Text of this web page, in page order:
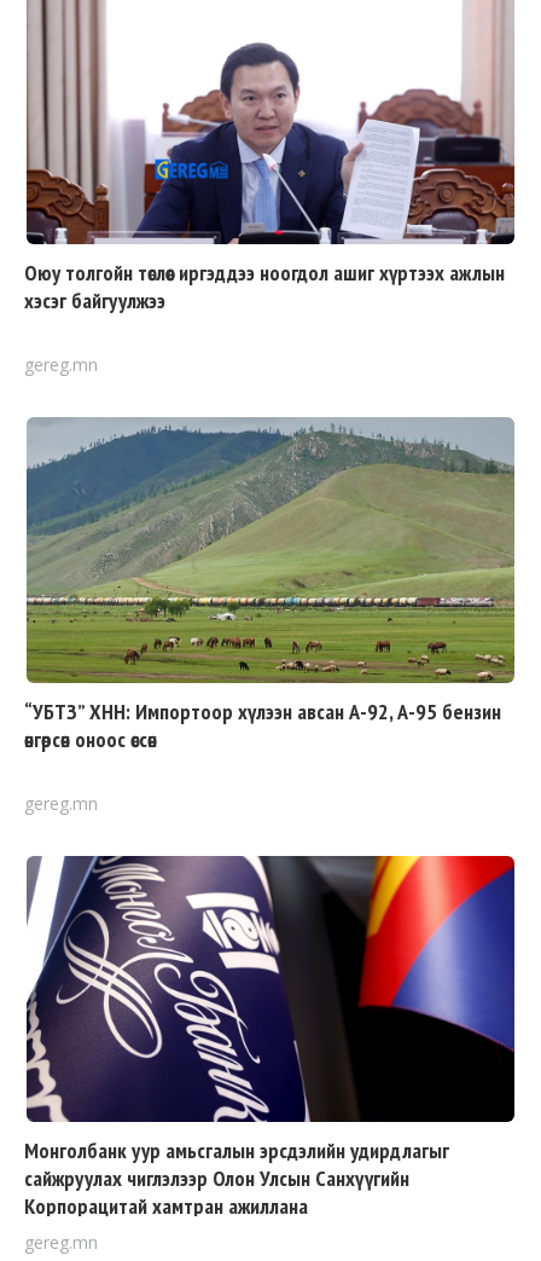
Оюу толгойн төслөөс иргэддээ ноогдол ашиг хүртээх ажлын
хэсэг байгуулжээ
gereg.mn
“УБТЗ” ХНН: Импортоор хүлээн авсан А-92, А-95 бензин
өнгөрсөн оноос өссөн
gereg.mn
Монголбанк уур амьсгалын эрсдэлийн удирдлагыг
сайжруулах чиглэлээр Олон Улсын Санхүүгийн
Корпорацитай хамтран ажиллана
gereg.mn